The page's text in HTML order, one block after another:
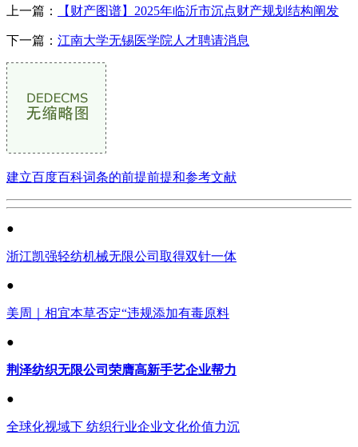
上一篇： 【财产图谱】2025年临沂市沉点财产规划结构阐发
下一篇： 江南大学无锡医学院人才聘请消息
建立百度百科词条的前提前提和参考文献
●
浙江凯强轻纺机械无限公司取得双针一体
●
美周｜相宜本草否定“违规添加有毒原料
●
荆泽纺织无限公司荣膺高新手艺企业帮力
●
全球化视域下 纺织行业企业文化价值力沉